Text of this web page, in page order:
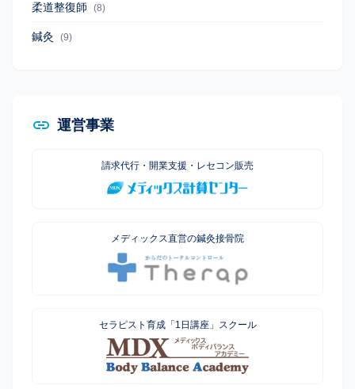
柔道整復師 (8)
鍼灸 (9)
運営事業
請求代行・開業支援・レセコン販売
メディックス直営の鍼灸接骨院
セラピスト育成「1日講座」スクール